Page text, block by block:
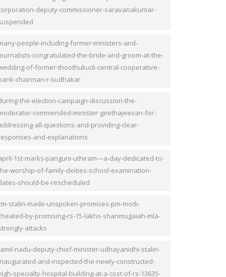
deputy-commissioner-saravanakumar-
people-including-former-ministers-and-
congratulated-the-bride-and-groom-at-the-
of-former-thoothukudi-central-cooperative-
chairman-r-sudhakar
the-election-campaign-discussion-the-
commended-minister-geethajeevan-for-
all-questions-and-providing-clear-
and-explanations
1st-marks-panguni-uthiram—a-day-dedicated-to-
worship-of-family-deities-school-examination-
should-be-rescheduled
stalin-made-unspoken-promises-pm-modi-
by-promising-rs-15-lakhs-shanmugaiah-mla-
attacks
nadu-deputy-chief-minister-udhayanidhi-stalin-
and-inspected-the-newly-constructed-
specialty-hospital-building-at-a-cost-of-rs-13635-